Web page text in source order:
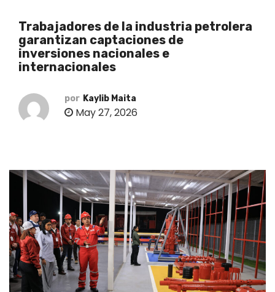
Trabajadores de la industria petrolera
garantizan captaciones de
inversiones nacionales e
internacionales
por Kaylib Maita
May 27, 2026